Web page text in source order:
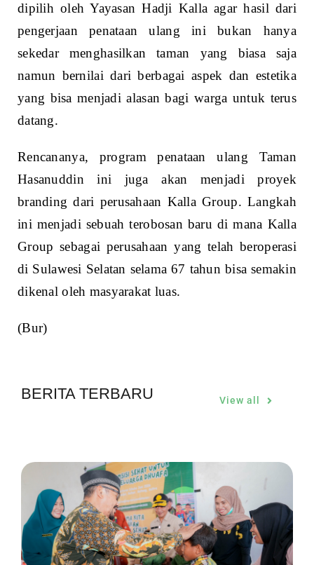
dipilih oleh Yayasan Hadji Kalla agar hasil dari
pengerjaan penataan ulang ini bukan hanya
sekedar menghasilkan taman yang biasa saja
namun bernilai dari berbagai aspek dan estetika
yang bisa menjadi alasan bagi warga untuk terus
datang.
Rencananya, program penataan ulang Taman
Hasanuddin ini juga akan menjadi proyek
branding dari perusahaan Kalla Group. Langkah
ini menjadi sebuah terobosan baru di mana Kalla
Group sebagai perusahaan yang telah beroperasi
di Sulawesi Selatan selama 67 tahun bisa semakin
dikenal oleh masyarakat luas.
(Bur)
BERITA TERBARU View all